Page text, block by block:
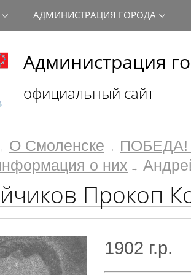
Администрация
официальный сайт
АДМИНИСТРАЦИЯ ГОРОДА
О Смоленске
ПОБЕДА!
о них
Прокоп
1902 г.р.